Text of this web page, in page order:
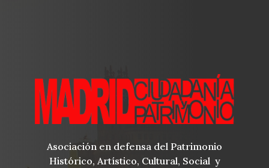
Asociación en defensa del Patrimonio
Histórico, Artístico, Cultural, Social y